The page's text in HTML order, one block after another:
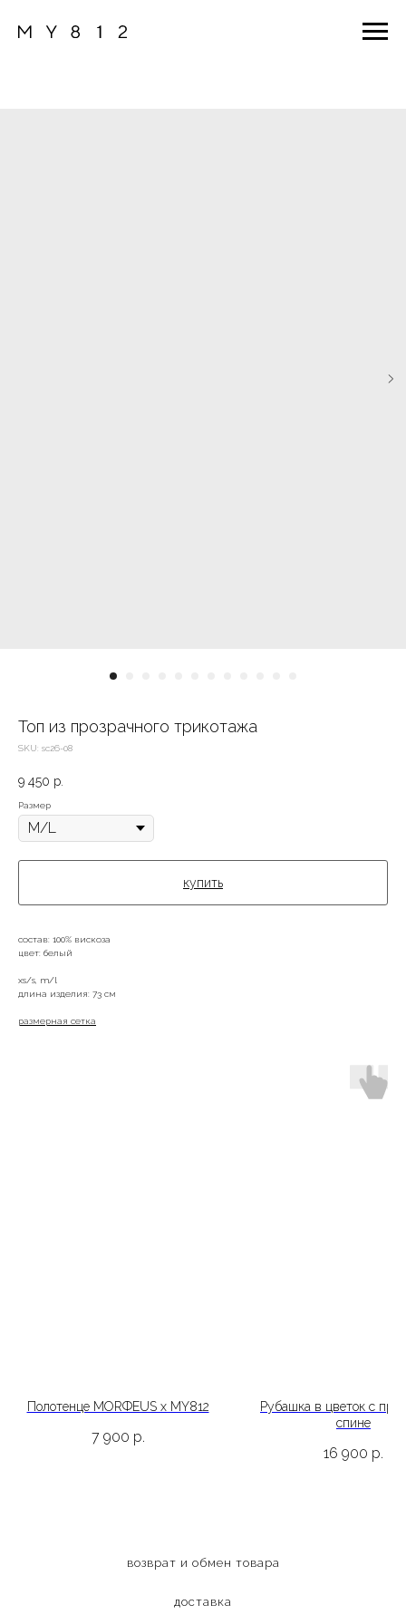
Топ из прозрачного трикотажа
SKU: sc26-08
9 450 р.
Размер
купить
состав: 100% вискоза
цвет: белый
xs/s, m/l
длина изделия: 73 см
размерная сетка
Полотенце MORФEUS x MY812
7 900 р.
Рубашка в цветок с
спине
16 900 р.
возврат и обмен товара
доставка